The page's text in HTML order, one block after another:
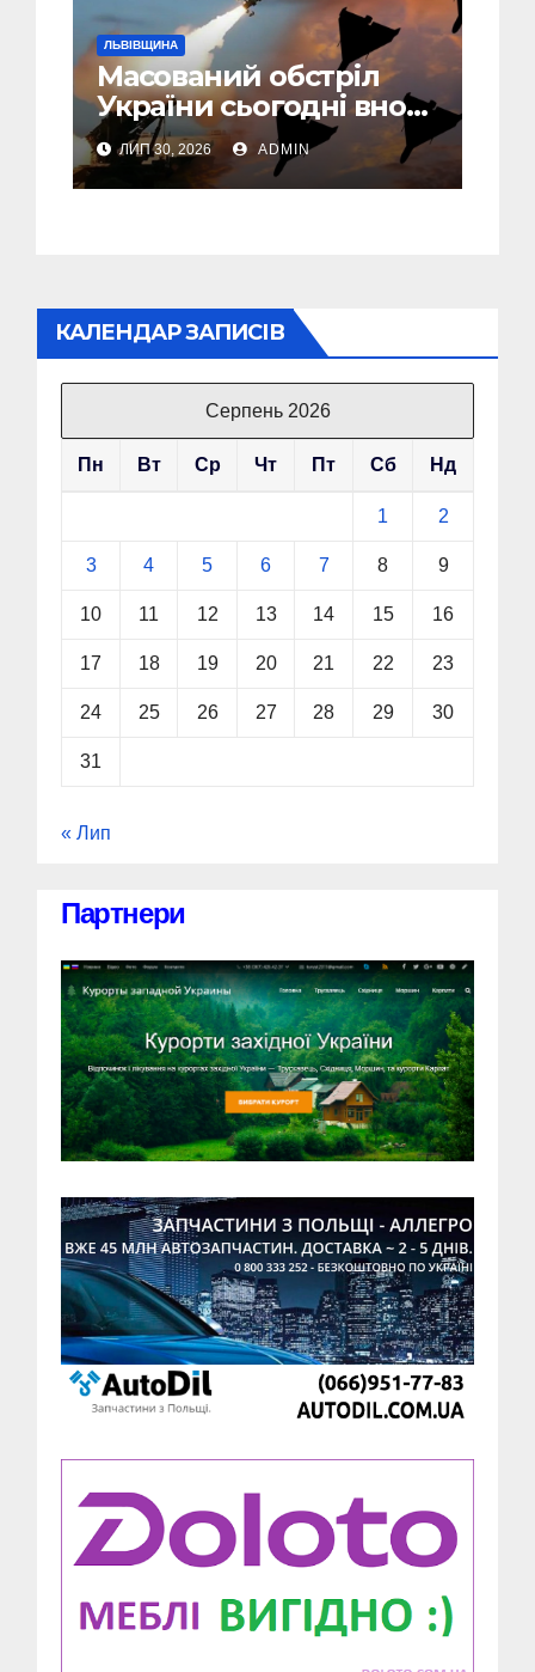
ЛЬВІВЩИНА
Масований обстріл
України сьогодні вночі:
У Львові пошкоджені
дві багатоповерхівки
ЛИП 30, 2026 ADMIN
КАЛЕНДАР ЗАПИСІВ
Серпень 2026
Пн Вт Ср Чт Пт Сб Нд
1 2
3 4 5 6 7 8 9
10 11 12 13 14 15 16
17 18 19 20 21 22 23
24 25 26 27 28 29 30
31
« Лип
Партнери